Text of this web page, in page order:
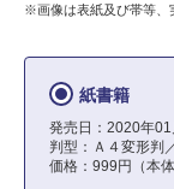
※画像は表紙及び帯等、
紙書籍
発売日：2020年01
判型：Ａ４変形判
価格：999円（本